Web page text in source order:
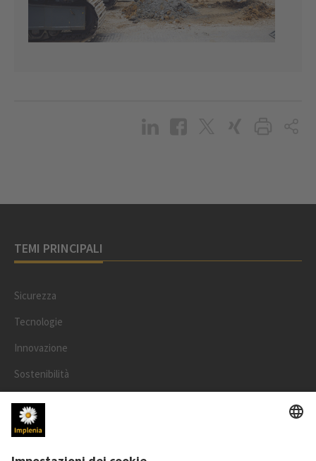
TEMI PRINCIPALI
Sicurezza
Tecnologie
Innovazione
Sostenibilità
Progetti
Persone